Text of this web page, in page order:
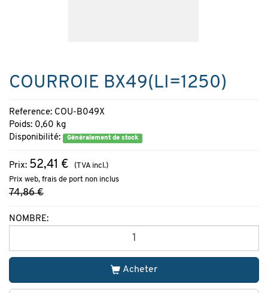
COURROIE BX49(LI=1250)
Reference: COU-B049X
Poids: 0,60 kg
Disponibilité:
Généralement de stock
Prix: 52,41 €
(TVA incl.)
Prix web, frais de port non inclus
74,86 €
NOMBRE:
Acheter